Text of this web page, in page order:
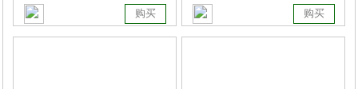
购买 购买